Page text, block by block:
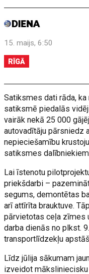
15. maijs, 6:50
RĪGĀ
Satiksmes dati rāda,
satiksmē piedalās
vairāk nekā 25 000
autovadītāju pārsniedz
nepieciešamību
satiksmes
Lai īstenotu
priekšdarbi –
segums, demontētas
arī attīrīta brauktuve.
pārvietotas ceļa zīmes
darba dienās no plkst.
transportlīdzekļu
Līdz jūlija sākumam
izveidot māksliniecisku